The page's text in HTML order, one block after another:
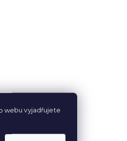
webu vyjadřujete